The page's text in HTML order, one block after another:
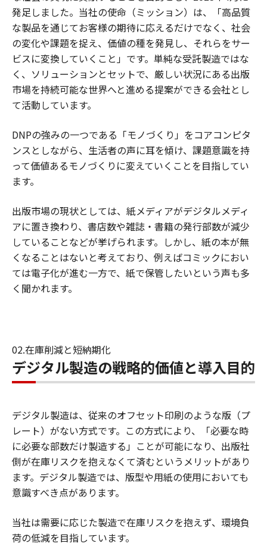
発足しました。当社の使命（ミッション）は、「高品質
な製品を通じてお客様の期待に応えるだけでなく、社会
の変化や課題を捉え、価値の種を発見し、それらをサー
ビスに変換していくこと」です。単純な受託製造ではな
く、ソリューションとセットで、厳しい状況にある出版
市場を持続可能な世界へと進める提案ができる会社とし
て活動しています。
DNPの強みの一つである「モノづくり」をコアコンピタ
ンスとしながら、生活者の声に耳を傾け、課題意識を持
って価値あるモノづくりに変えていくことを目指してい
ます。
出版市場の現状としては、紙メディアがデジタルメディ
アに置き換わり、書店数や雑誌・書籍の発行部数が減少
していることなどが挙げられます。しかし、紙の本が無
くなることはないと考えており、例えばコミックにおい
ては電子化が進む一方で、紙で保管したいという声も多
く聞かれます。
02.在庫削減と短納期化
デジタル製造の戦略的価値と導入目的
デジタル製造は、従来のオフセット印刷のような版（プ
レート）がない方式です。この方式により、「必要な時
に必要な部数だけ製造する」ことが可能になり、出版社
側が在庫リスクを抱えなくて済むというメリットがあり
ます。デジタル製造では、版型や用紙の使用においても
意識すべき点があります。
当社は需要に応じた製造で在庫リスクを抱えず、環境負
荷の低減を目指しています。